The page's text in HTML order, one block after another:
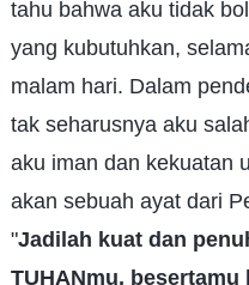
tahu bahwa aku tidak
yang kubutuhkan,
malam hari. Dalam
tak seharusnya aku
aku iman dan kekuatan
akan sebuah ayat dari
"Jadilah kuat dan
TUHANmu,